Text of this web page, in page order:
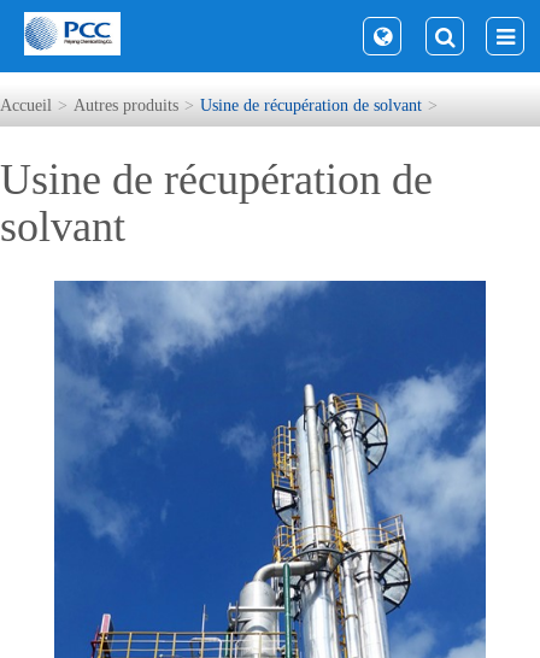
Accueil Autres produits Usine de récupération de solvant
Usine de récupération de
solvant